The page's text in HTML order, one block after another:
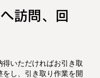
訪問、回
得いただければお引き取
し、 引き取り作業を開